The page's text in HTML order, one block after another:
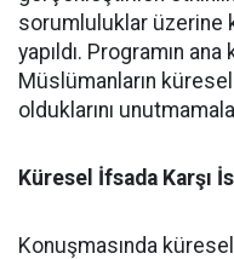
sorumluluklar üzerine
yapıldı. Programın ana
Müslümanların
olduklarını
Küresel İfsada Karşı
Konuşmasında